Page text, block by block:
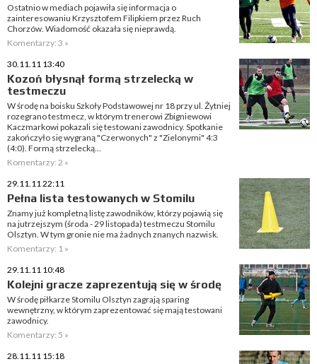
Ostatnio w mediach pojawiła się informacja o
zainteresowaniu Krzysztofem Filipkiem przez Ruch
Chorzów. Wiadomość okazała się nieprawdą.
Komentarzy: 3 »
30.11.11 13:40
Kozoń błysnął formą strzelecką w
testmeczu
W środę na boisku Szkoły Podstawowej nr 18 przy ul. Żytniej
rozegrano testmecz, w którym trenerowi Zbigniewowi
Kaczmarkowi pokazali się testowani zawodnicy. Spotkanie
zakończyło się wygraną "Czerwonych" z "Zielonymi" 4:3
(4:0). Formą strzelecką...
Komentarzy: 2 »
29.11.11 22:11
Pełna lista testowanych w Stomilu
Znamy już kompletną listę zawodników, którzy pojawią się
na jutrzejszym (środa - 29 listopada) testmeczu Stomilu
Olsztyn. W tym gronie nie ma żadnych znanych nazwisk.
Komentarzy: 1 »
29.11.11 10:48
Kolejni gracze zaprezentują się w środę
W środę piłkarze Stomilu Olsztyn zagrają sparing
wewnętrzny, w którym zaprezentować się mają testowani
zawodnicy.
Komentarzy: 5 »
28.11.11 15:18